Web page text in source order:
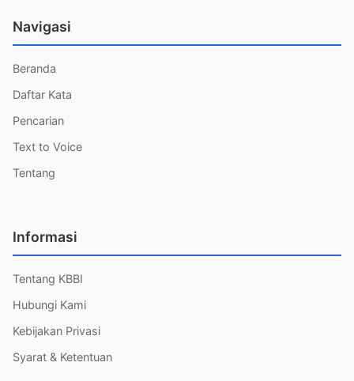
Navigasi
Beranda
Daftar Kata
Pencarian
Text to Voice
Tentang
Informasi
Tentang KBBI
Hubungi Kami
Kebijakan Privasi
Syarat & Ketentuan